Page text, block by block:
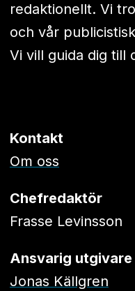
redaktionellt. Vi
och vår
Vi vill guida dig till
Kontakt
Om oss
Chefredaktör
Frasse Levinsson
Ansvarig utgivare
Jonas Källgren